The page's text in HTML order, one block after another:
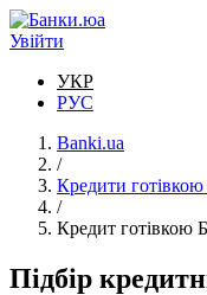
Перейти до основного
Увійти
УКР
РУС
Banki.ua
/
Кредити
/
Кредит готівкою
Підбір